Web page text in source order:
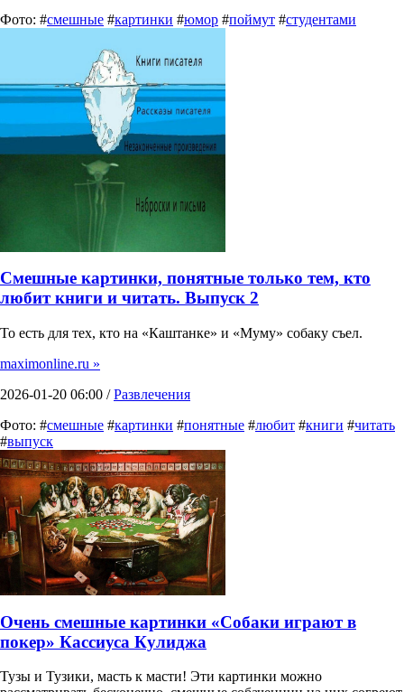
Фото: #смешные #картинки #юмор #поймут #студентами
Смешные картинки, понятные только тем, кто
любит книги и читать. Выпуск 2
То есть для тех, кто на «Каштанке» и «Муму» собаку съел.
maximonline.ru »
2026-01-20 06:00 /Развлечения
Фото: #смешные #картинки #понятные #любит #книги #читать
#выпуск
Очень смешные картинки «Собаки играют в
покер» Кассиуса Кулиджа
Тузы и Тузики, масть к масти! Эти картинки можно